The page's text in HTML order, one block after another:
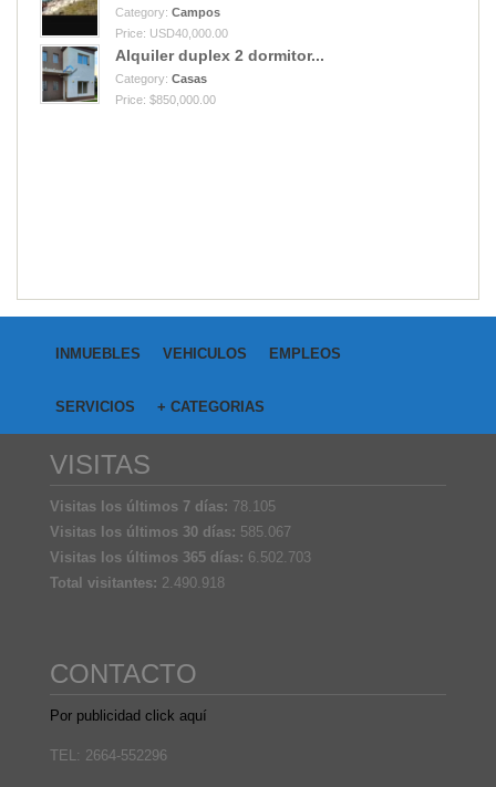
Category: Campos
Price: USD40,000.00
Alquiler duplex 2 dormitor...
Category: Casas
Price: $850,000.00
INMUEBLES VEHICULOS EMPLEOS
SERVICIOS + CATEGORIAS
VISITAS
Visitas los últimos 7 días: 78.105
Visitas los últimos 30 días: 585.067
Visitas los últimos 365 días: 6.502.703
Total visitantes: 2.490.918
CONTACTO
Por publicidad click aquí
TEL: 2664-552296